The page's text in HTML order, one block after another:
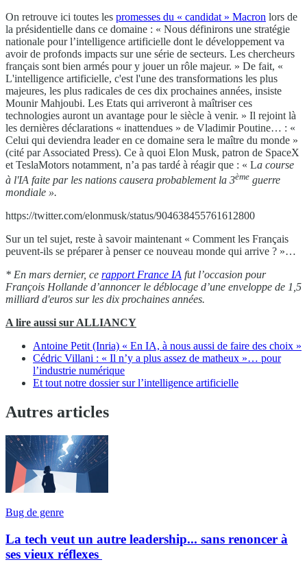
On retrouve ici toutes les promesses du « candidat » Macron lors de
la présidentielle dans ce domaine : « Nous définirons une stratégie
nationale pour l’intelligence artificielle dont le développement va
avoir de profonds impacts sur une série de secteurs. Les chercheurs
français sont bien armés pour y jouer un rôle majeur. » De fait, «
L'intelligence artificielle, c'est l'une des transformations les plus
majeures, les plus radicales de ces dix prochaines années, insiste
Mounir Mahjoubi. Les Etats qui arriveront à maîtriser ces
technologies auront un avantage pour le siècle à venir. » Il rejoint là
les dernières déclarations « inattendues » de Vladimir Poutine… : «
Celui qui deviendra leader en ce domaine sera le maître du monde »
(cité par Associated Press). Ce à quoi Elon Musk, patron de SpaceX
et TeslaMotors notamment, n’a pas tardé à réagir que : « La course
à l'IA faite par les nations causera probablement la 3ème guerre
mondiale ».
https://twitter.com/elonmusk/status/904638455761612800
Sur un tel sujet, reste à savoir maintenant « Comment les Français
peuvent‑ils se préparer à penser ce nouveau monde qui arrive ? »…
* En mars dernier, ce rapport France IA fut l’occasion pour
François Hollande d’annoncer le déblocage d’une enveloppe de 1,5
milliard d'euros sur les dix prochaines années.
A lire aussi sur ALLIANCY
Antoine Petit (Inria) « En IA, à nous aussi de faire des choix »
Cédric Villani : « Il n’y a plus assez de matheux »… pour
l’industrie numérique
Et tout notre dossier sur l’intelligence artificielle
Autres articles
Bug de genre
La tech veut un autre leadership... sans renoncer à
ses vieux réflexes